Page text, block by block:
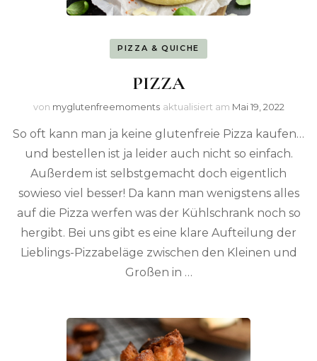
PIZZA & QUICHE
PIZZA
von myglutenfreemoments aktualisiert am Mai 19, 2022
So oft kann man ja keine glutenfreie Pizza kaufen…
und bestellen ist ja leider auch nicht so einfach.
Außerdem ist selbstgemacht doch eigentlich
sowieso viel besser! Da kann man wenigstens alles
auf die Pizza werfen was der Kühlschrank noch so
hergibt. Bei uns gibt es eine klare Aufteilung der
Lieblings-Pizzabeläge zwischen den Kleinen und
Großen in …